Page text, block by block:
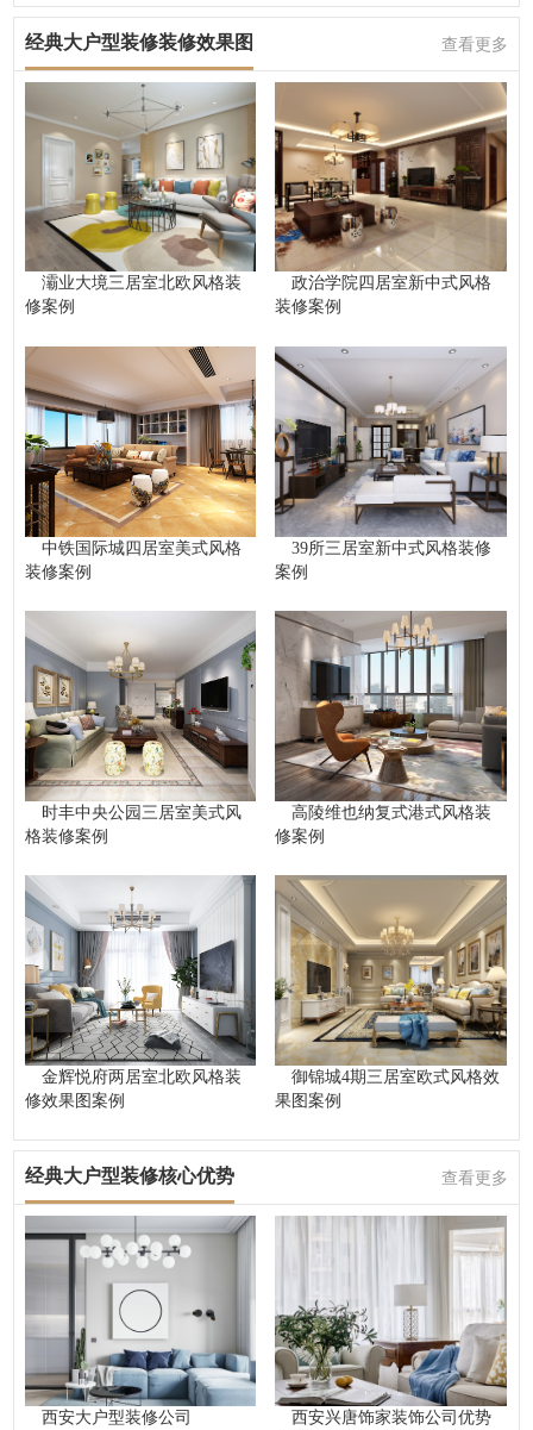
经典大户型装修装修效果图 查看更多
灞业大境三居室北欧风格装
修案例
政治学院四居室新中式风格
装修案例
中铁国际城四居室美式风格
装修案例
39所三居室新中式风格装修
案例
时丰中央公园三居室美式风
格装修案例
高陵维也纳复式港式风格装
修案例
金辉悦府两居室北欧风格装
修效果图案例
御锦城4期三居室欧式风格效
果图案例
经典大户型装修核心优势 查看更多
西安大户型装修公司
西安兴唐饰家装饰公司优势